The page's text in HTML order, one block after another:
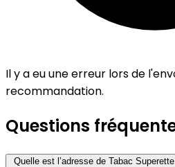
Il y a eu une erreur lors de
recommandation.
Questions
Quelle est l’adresse de Tabac